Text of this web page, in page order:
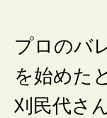
プロのバ
を始めた
刈民代さ